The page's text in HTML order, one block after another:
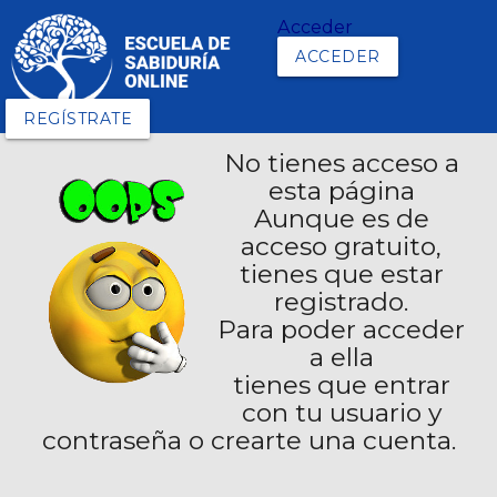
Acceder
ACCEDER
REGÍSTRATE
No tienes acceso a
esta página
Aunque es de
acceso gratuito,
tienes que estar
registrado.
Para poder acceder
a ella
tienes que entrar
con tu usuario y
contraseña o crearte una cuenta.